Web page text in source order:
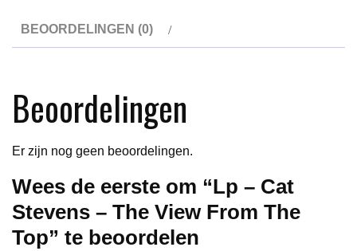
BEOORDELINGEN (0)
Beoordelingen
Er zijn nog geen beoordelingen.
Wees de eerste om “Lp – Cat
Stevens – The View From The
Top” te beoordelen